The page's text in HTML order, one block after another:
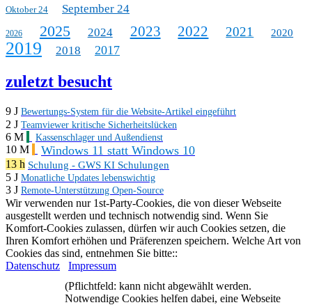
Oktober 24 September 24
2026 2025 2024 2023 2022 2021 2020
2019 2018 2017
zuletzt besucht
9 J Bewertungs-System für die Website-Artikel eingeführt
2 J Teamviewer kritische Sicherheitslücken
6 M Kassenschlager und Außendienst
10 M Windows 11 statt Windows 10
13 h Schulung - GWS KI Schulungen
5 J Monatliche Updates lebenswichtig
3 J Remote-Unterstützung Open-Source
Wir verwenden nur 1st-Party-Cookies, die von dieser Webseite
ausgestellt werden und technisch notwendig sind. Wenn Sie
Komfort-Cookies zulassen, dürfen wir auch Cookies setzen, die
Ihren Komfort erhöhen und Präferenzen speichern. Welche Art von
Cookies das sind, entnehmen Sie bitte::
Datenschutz
Impressum
(Pflichtfeld: kann nicht abgewählt werden.
Notwendige Cookies helfen dabei, eine Webseite